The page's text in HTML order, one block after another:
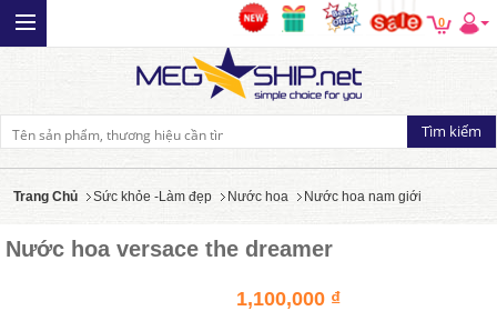
0
Trang Chủ Sức khỏe -Làm đẹp Nước hoa Nước hoa nam giới
Nước hoa versace the dreamer
1,100,000 ₫